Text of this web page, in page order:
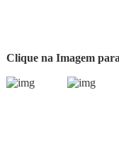
Clique na Imagem